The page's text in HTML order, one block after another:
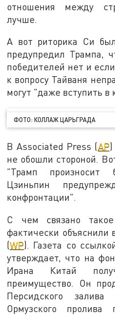
отношения между
лучше.
А вот риторика Си
предупредил Трампа,
победителей нет и
к вопросу Тайваня
могут "даже вступить в
ФОТО: КОЛЛАЖ ЦАРЬГРАДА
В Associated Press (AP)
не обошли стороной.
"Трамп произносит
Цзиньпин
конфронтации".
С чем связано
фактически объяснили
(WP). Газета со
утверждает, что на
Ирана Китай
преимущество. Он
Персидского
Ормузского пролива